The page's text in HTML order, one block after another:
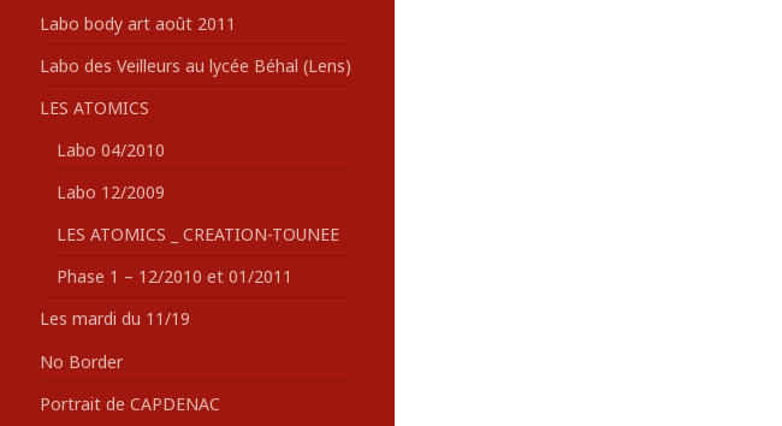
Labo body art août 2011
Labo des Veilleurs au lycée Béhal (Lens)
LES ATOMICS
Labo 04/2010
Labo 12/2009
LES ATOMICS _ CREATION-TOUNEE
Phase 1 – 12/2010 et 01/2011
Les mardi du 11/19
No Border
Portrait de CAPDENAC